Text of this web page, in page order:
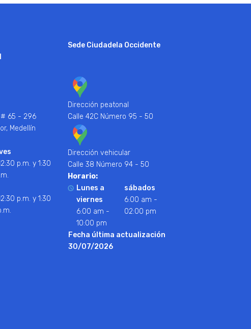
# 65 - 296
Medellín
p.m. y 1:30
p.m. y 1:30
Sede Ciudadela Occidente
Dirección peatonal
Calle 42C Número 95 - 50
Dirección vehicular
Calle 38 Número 94 - 50
Horario:
Lunes a
viernes
6:00 am -
10:00 pm
sábados
6:00 am -
02:00 pm
Fecha última actualización
30/07/2026